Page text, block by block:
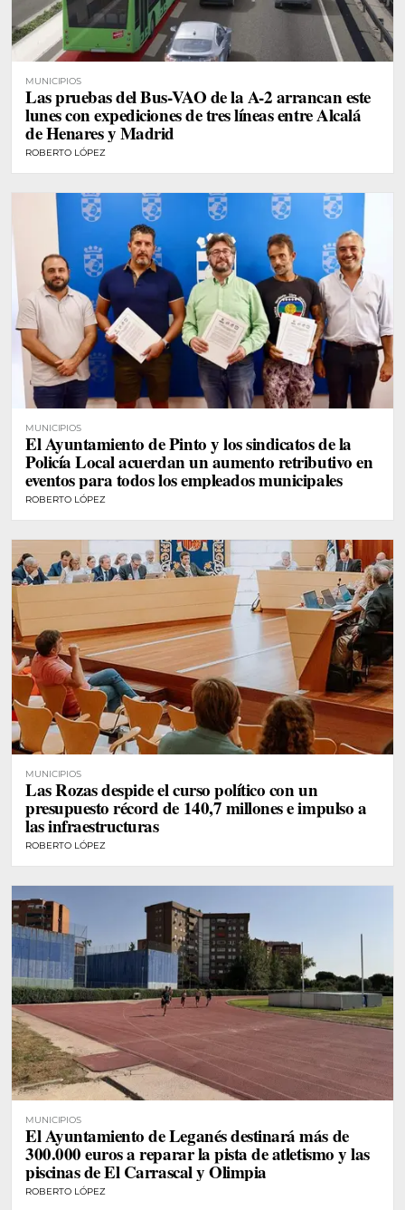
MUNICIPIOS
Las pruebas del Bus-VAO de la A-2 arrancan este
lunes con expediciones de tres líneas entre Alcalá
de Henares y Madrid
ROBERTO LÓPEZ
MUNICIPIOS
El Ayuntamiento de Pinto y los sindicatos de la
Policía Local acuerdan un aumento retributivo en
eventos para todos los empleados municipales
ROBERTO LÓPEZ
MUNICIPIOS
Las Rozas despide el curso político con un
presupuesto récord de 140,7 millones e impulso a
las infraestructuras
ROBERTO LÓPEZ
MUNICIPIOS
El Ayuntamiento de Leganés destinará más de
300.000 euros a reparar la pista de atletismo y las
piscinas de El Carrascal y Olimpia
ROBERTO LÓPEZ